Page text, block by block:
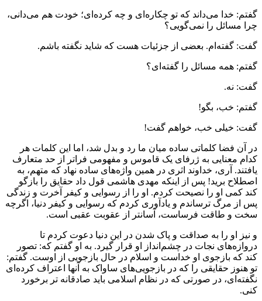
گفتم: خدا می‌داند که تو چکاره‌ای و چه کرده‌ای؛ خودت هم می‌دانی،
چرا مسائل را نمی‌گویی؟
گفت: گفته‌ام. بعضی از جزئیات هست که شاید نگفته باشم.
گفتم: همه مسائل را گفته‌ای؟
گفت: نه.
گفتم: خب، بگو!
گفت: خیلی خب، خواهم گفت!
در آن فضا کلماتی ساده میان ما رد و بدل شد، اما این کلمات هر
کدام معنایی به ژرفای یک قاموس و مفهومی فراتر از حد متعارف
یافتند. آری، خداوند اثری در همین واژه‌های ساده نهاد که متهم، به
اصطلاح برید! پس از اینکه مهدی هاشمی قول داد حقایق را بازگو
کند کمی او را نصیحت کردم. او را از رسوایی و کیفر آخرت و زندگی
پس از مرگ ترساندم و یادآوری کردم که رسوایی و کیفر دنیا، اگرچه
سخت و طاقت فرساست، آسانتر از عقوبت عقبی است.
و نیز او را به صداقت و پاک شدن در این دنیا دعوت کردم تا
دروازه‌های نجات در چشم‌انداز او قرار گیرد. به او گفتم که: تصور
کند که بازجوی او خداست و اسلام در حال بازجویی از اوست. گفتم:
تو هنوز حقایقی را که در بازجویی‌های ساواک به آنها اعتراف کرده‌ای
نگفته‌ای، در صورتی که در نظام اسلامی باید صادقانه تر برخورد
کنی.